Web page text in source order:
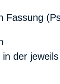
Fassung
der